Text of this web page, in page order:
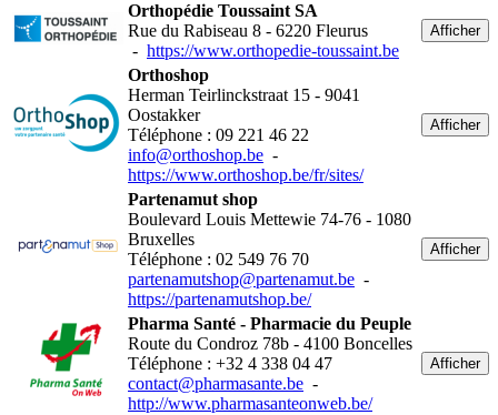
Orthopédie Toussaint SA
Rue du Rabiseau 8 - 6220 Fleurus
- https://www.orthopedie-toussaint.be
Afficher
Orthoshop
Herman Teirlinckstraat 15 - 9041
Oostakker
Téléphone : 09 221 46 22
info@orthoshop.be -
https://www.orthoshop.be/fr/sites/
Afficher
Partenamut shop
Boulevard Louis Mettewie 74-76 - 1080
Bruxelles
Téléphone : 02 549 76 70
partenamutshop@partenamut.be -
https://partenamutshop.be/
Afficher
Pharma Santé - Pharmacie du Peuple
Route du Condroz 78b - 4100 Boncelles
Téléphone : +32 4 338 04 47
contact@pharmasante.be -
http://www.pharmasanteonweb.be/
Afficher